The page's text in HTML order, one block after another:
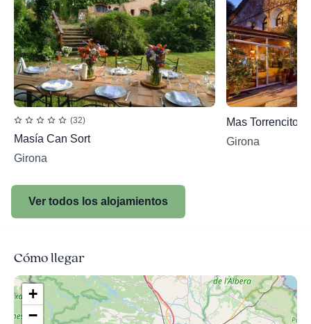
(32)
Masía Can Sort
Girona
Mas Torrencito
Girona
Ver todos los alojamientos
Cómo llegar
+
−